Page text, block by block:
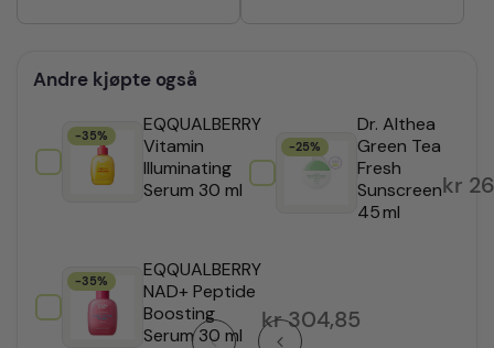
Andre kjøpte også
-35%
EQQUALBERRY
Vitamin
Illuminating
Serum 30 ml
kr 298,35
-25%
Dr. Althea
Green Tea
Fresh
Sunscreen
45 ml
kr
-35%
EQQUALBERRY
NAD+ Peptide
Boosting
Serum 30 ml
kr304,85